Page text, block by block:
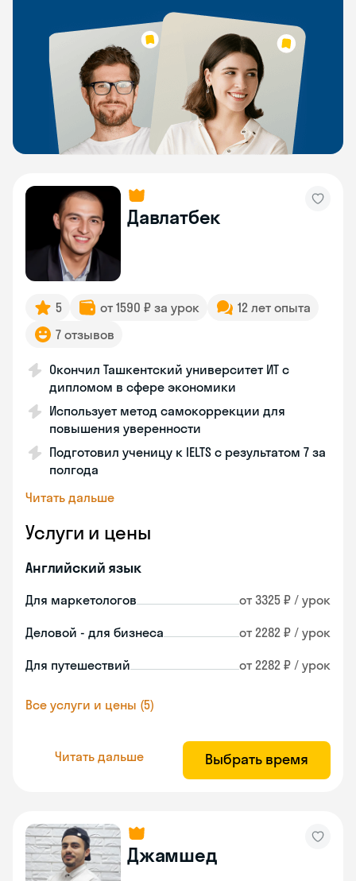
Давлатбек
5 от 1590 ₽ за урок
12 лет опыта
7 отзывов
Окончил Ташкентский университет ИТ с
дипломом в сфере экономики
Использует метод самокоррекции для
повышения уверенности
Подготовил ученицу к IELTS с результатом 7 за
полгода
Читать дальше
Услуги и цены
Английский язык
Для маркетологов от 3325 ₽ / урок
Деловой - для бизнеса от 2282 ₽ / урок
Для путешествий от 2282 ₽ / урок
Все услуги и цены (5)
Читать дальше Выбрать время
Джамшед